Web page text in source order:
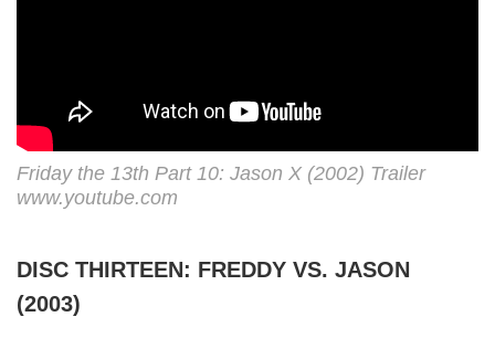
Friday the 13th Part 10: Jason X (2002) Trailer
www.youtube.com
DISC THIRTEEN: FREDDY VS. JASON
(2003)